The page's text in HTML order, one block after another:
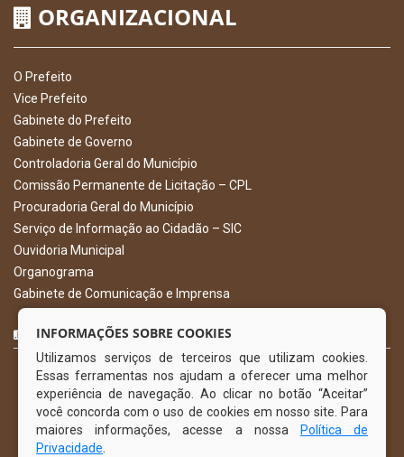
ORGANIZACIONAL
O Prefeito
Vice Prefeito
Gabinete do Prefeito
Gabinete de Governo
Controladoria Geral do Município
Comissão Permanente de Licitação – CPL
Procuradoria Geral do Município
Serviço de Informação ao Cidadão – SIC
Ouvidoria Municipal
Organograma
Gabinete de Comunicação e Imprensa
CURTA NOSSA FAN PAGE
INFORMAÇÕES SOBRE COOKIES
Utilizamos serviços de terceiros que utilizam cookies.
Essas ferramentas nos ajudam a oferecer uma melhor
experiência de navegação. Ao clicar no botão “Aceitar”
você concorda com o uso de cookies em nosso site. Para
maiores informações, acesse a nossa
Política de
Privacidade